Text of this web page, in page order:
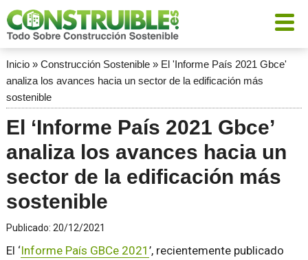
Inicio» Construcción Sostenible» El 'Informe País 2021 Gbce'
analiza los avances hacia un sector de la edificación más
sostenible
El ‘Informe País 2021 Gbce’
analiza los avances hacia un
sector de la edificación más
sostenible
Publicado: 20/12/2021
El ‘Informe País GBCe 2021 ’, recientemente publicado